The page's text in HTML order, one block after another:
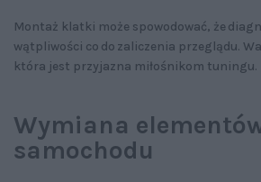
Montaż klatki może spowodować, że
wątpliwości co do zaliczenia przeglądu.
która jest przyjazna miłośnikom tuningu.
Wymiana
samochodu